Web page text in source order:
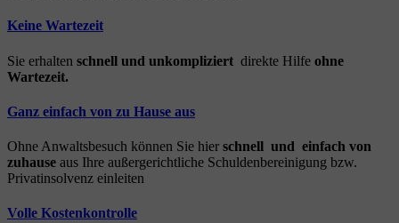
Keine Wartezeit
Sie erhalten schnell und unkompliziert direkte Hilfe ohne
Wartezeit.
Ganz einfach von zu Hause aus
Ohne Anwaltsbesuch können Sie hier schnell und einfach von
zuhause aus Ihre außergerichtliche Schuldenbereinigung bzw.
Privatinsolvenz einleiten
Volle Kostenkontrolle